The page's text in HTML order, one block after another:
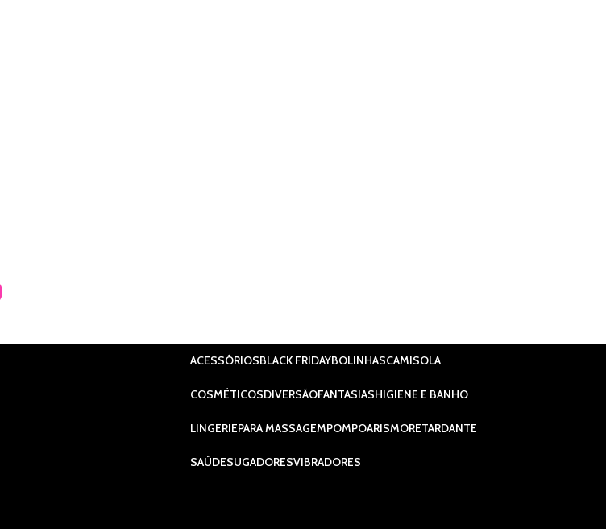
ACESSÓRIOSBLACK FRIDAYBOLINHASCAMISOLA
COSMÉTICOSDIVERSÃOFANTASIASHIGIENE E BANHO
LINGERIEPARA MASSAGEMPOMPOARISMORETARDANTE
SAÚDESUGADORESVIBRADORES